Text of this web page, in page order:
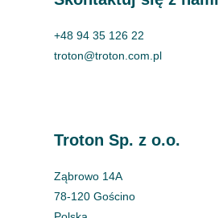
+48 94 35 126 22
troton@troton.com.pl
Troton Sp. z o.o.
Ząbrowo 14A
78-120 Gościno